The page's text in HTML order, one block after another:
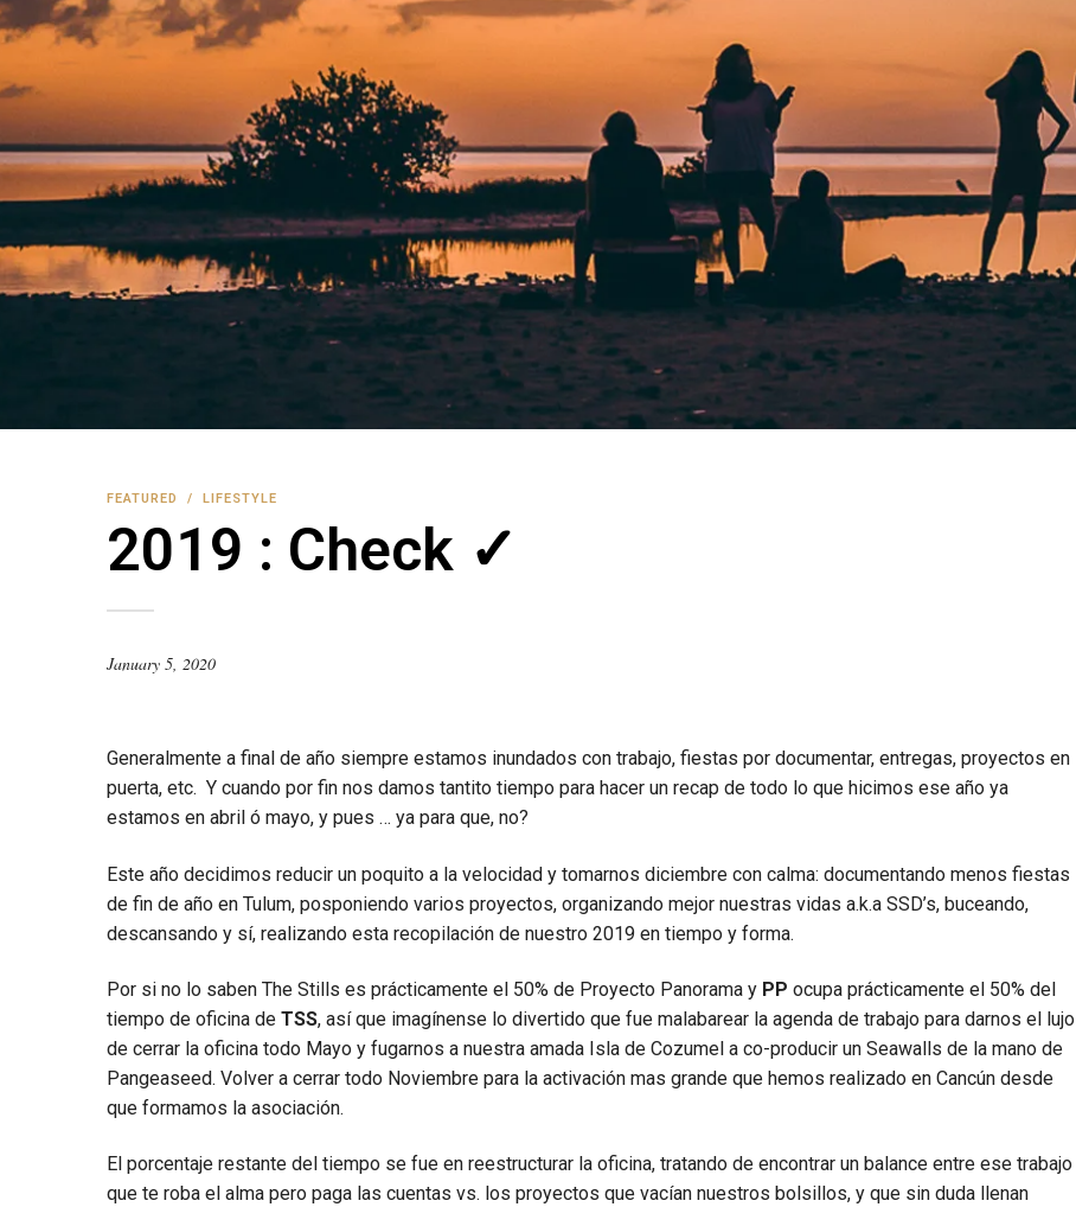
FEATURED / LIFESTYLE
2019 : Check ✓
January 5, 2020
Generalmente a final de año siempre estamos inundados con trabajo, fiestas por documentar, entregas, proyectos en
puerta, etc. Y cuando por fin nos damos tantito tiempo para hacer un recap de todo lo que hicimos ese año ya
estamos en abril ó mayo, y pues … ya para que, no?
Este año decidimos reducir un poquito a la velocidad y tomarnos diciembre con calma: documentando menos fiestas
de fin de año en Tulum, posponiendo varios proyectos, organizando mejor nuestras vidas a.k.a SSD’s, buceando,
descansando y sí, realizando esta recopilación de nuestro 2019 en tiempo y forma.
Por si no lo saben The Stills es prácticamente el 50% de Proyecto Panorama y PP ocupa prácticamente el 50% del
tiempo de oficina de TSS, así que imagínense lo divertido que fue malabarear la agenda de trabajo para darnos el lujo
de cerrar la oficina todo Mayo y fugarnos a nuestra amada Isla de Cozumel a co-producir un Seawalls de la mano de
Pangeaseed. Volver a cerrar todo Noviembre para la activación mas grande que hemos realizado en Cancún desde
que formamos la asociación.
El porcentaje restante del tiempo se fue en reestructurar la oficina, tratando de encontrar un balance entre ese trabajo
que te roba el alma pero paga las cuentas vs. los proyectos que vacían nuestros bolsillos, y que sin duda llenan